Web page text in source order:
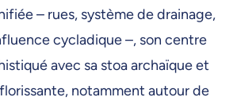
– rues, système de drainage,
cycladique –, son centre
avec sa stoa archaïque et
notamment autour de